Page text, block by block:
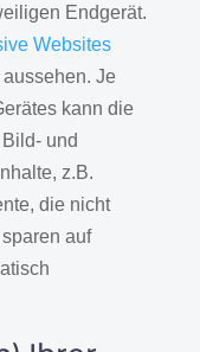
Endgerät.
Websites
Je
kann die
und
z.B.
die nicht
auf